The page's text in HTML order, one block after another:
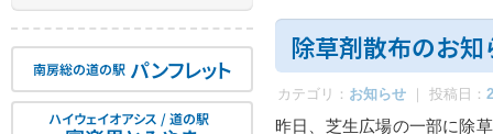
除草剤散布のお知
カテゴリ： お知らせ ｜ 投稿日：
昨日、芝生広場の一部に除
南房総の道の駅 パンフレット
ハイウェイオアシス / 道の駅